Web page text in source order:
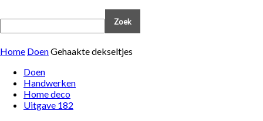
Home DoenGehaakte dekseltjes
Doen
Handwerken
Home deco
Uitgave 182